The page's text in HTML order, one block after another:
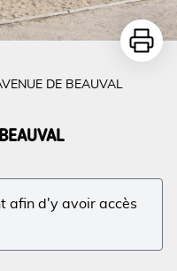
l'image en plein écran
DE BEAUVAL
afin d'y avoir accès